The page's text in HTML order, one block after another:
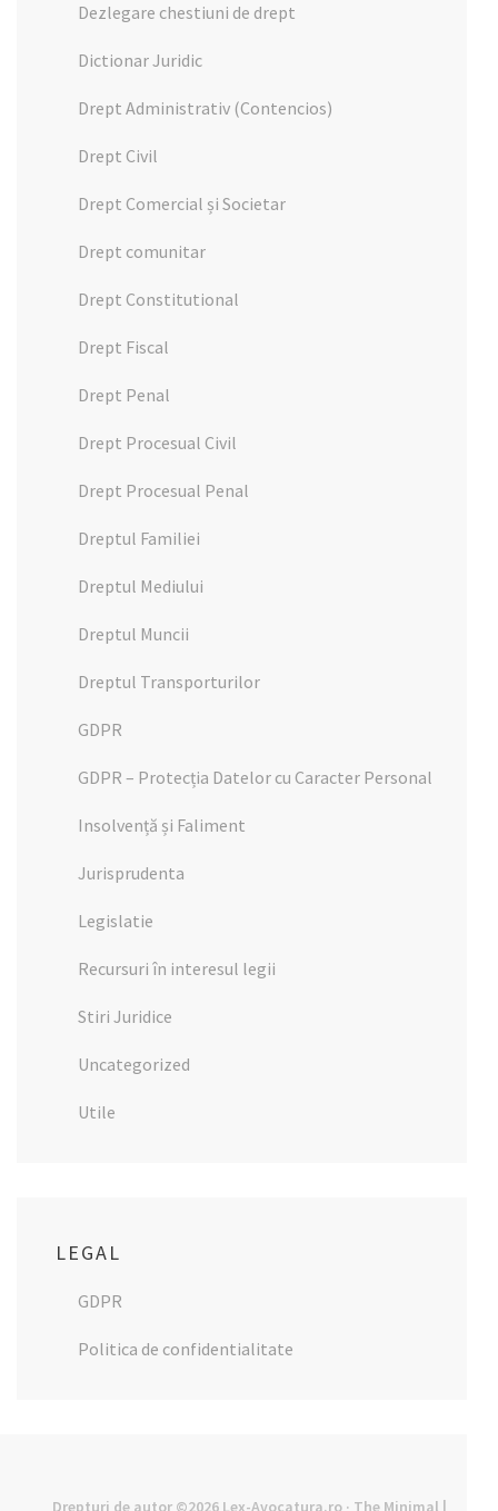
Dezlegare chestiuni de drept
Dictionar Juridic
Drept Administrativ (Contencios)
Drept Civil
Drept Comercial și Societar
Drept comunitar
Drept Constitutional
Drept Fiscal
Drept Penal
Drept Procesual Civil
Drept Procesual Penal
Dreptul Familiei
Dreptul Mediului
Dreptul Muncii
Dreptul Transporturilor
GDPR
GDPR – Protecția Datelor cu Caracter Personal
Insolvență și Faliment
Jurisprudenta
Legislatie
Recursuri în interesul legii
Stiri Juridice
Uncategorized
Utile
LEGAL
GDPR
Politica de confidentialitate
Drepturi de autor ©2026 Lex-Avocatura.ro· The Minimal |